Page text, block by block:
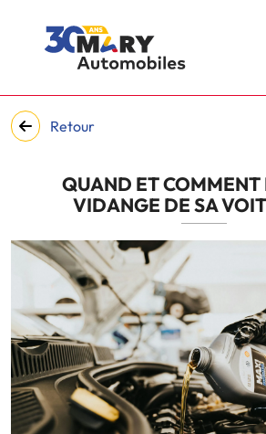
Retour
QUAND ET COMMENT
VIDANGE DE SA